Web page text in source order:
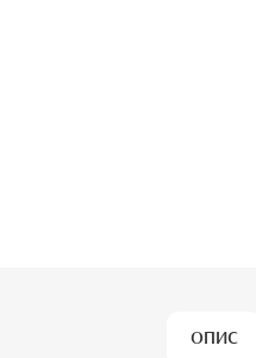
ОПИС